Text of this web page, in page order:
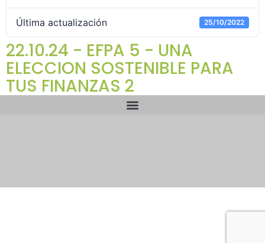
Última actualización 25/10/2022
22.10.24 - EFPA 5 - UNA
ELECCION SOSTENIBLE PARA
TUS FINANZAS 2